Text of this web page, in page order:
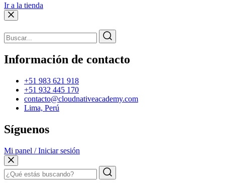
Ir a la tienda
Información de contacto
+51 983 621 918
+51 932 445 170
contacto@cloudnativeacademy.com
Lima, Perú
Síguenos
Mi panel / Iniciar sesión